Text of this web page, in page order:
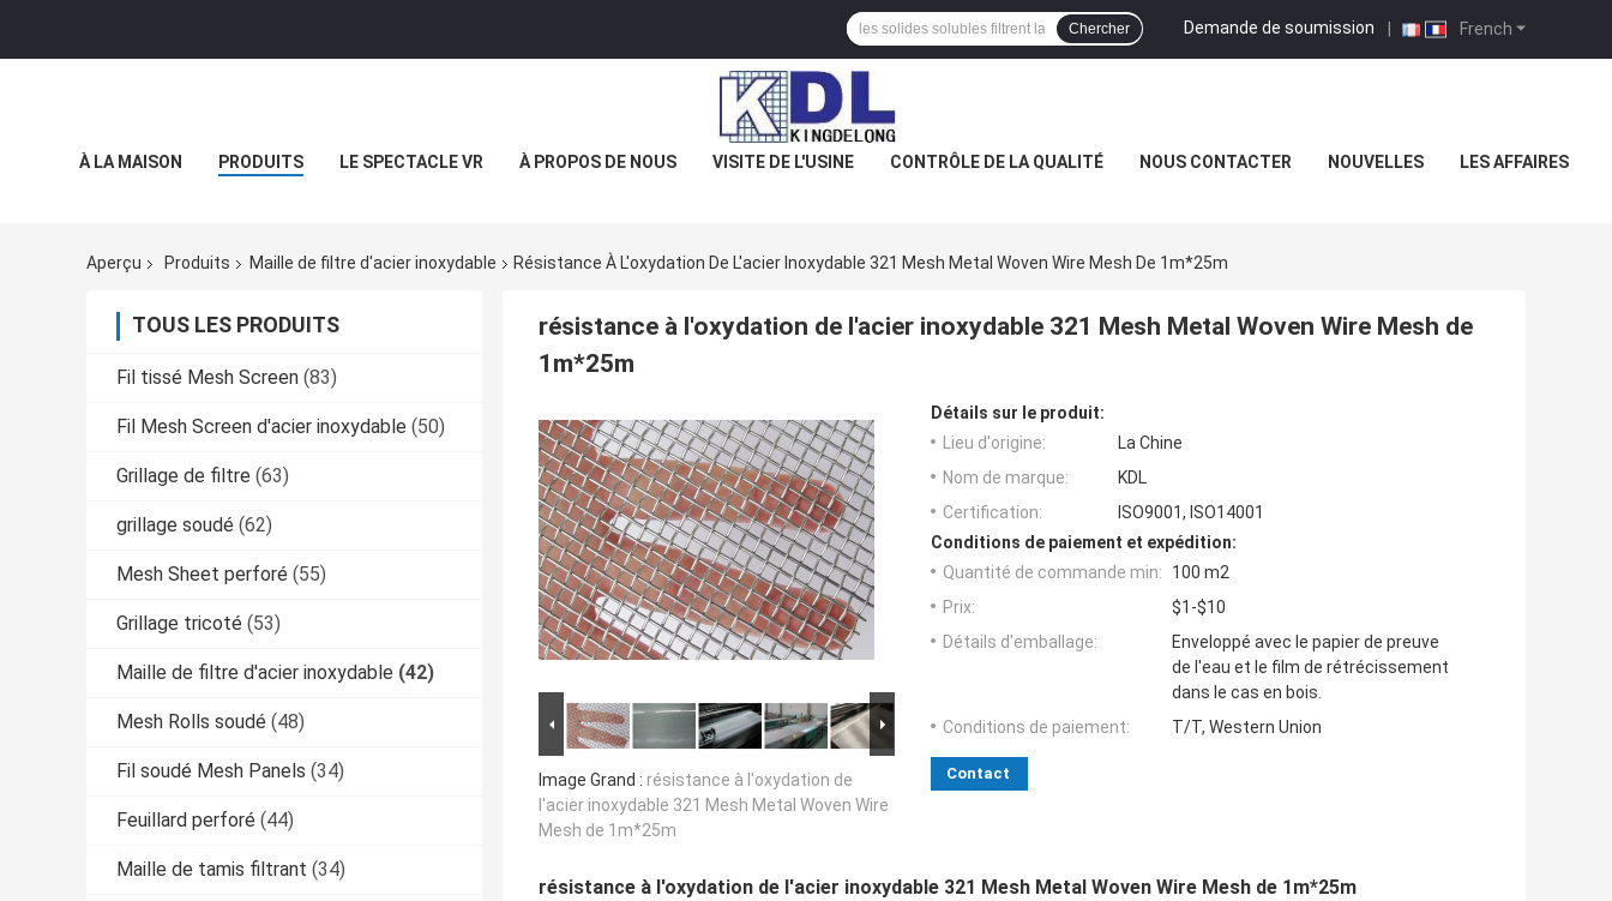
French
Demande de soumission |
Chercher
À LA MAISON PRODUITS LE SPECTACLE VR À PROPOS DE NOUS VISITE DE L'USINE CONTRÔLE DE LA QUALITÉ NOUS CONTACTER NOUVELLES LES AFFAIRES
Aperçu Produits Maille de filtre d'acier inoxydable Résistance À L'oxydation De L'acier Inoxydable 321 Mesh Metal Woven Wire Mesh De 1m*25m
TOUS LES PRODUITS
Fil tissé Mesh Screen (83)
Fil Mesh Screen d'acier inoxydable (50)
Grillage de filtre (63)
grillage soudé (62)
Mesh Sheet perforé (55)
Grillage tricoté (53)
Maille de filtre d'acier inoxydable (42)
Mesh Rolls soudé (48)
Fil soudé Mesh Panels (34)
Feuillard perforé (44)
Maille de tamis filtrant (34)
résistance à l'oxydation de l'acier inoxydable 321 Mesh Metal Woven Wire Mesh de
1m*25m
Image Grand : résistance à l'oxydation de
l'acier inoxydable 321 Mesh Metal Woven Wire
Mesh de 1m*25m
Détails sur le produit:
Lieu d'origine:
La Chine
Nom de marque:
KDL
Certification:
ISO9001, ISO14001
Conditions de paiement et expédition:
Quantité de commande min:
100 m2
Prix:
$1-$10
Détails d'emballage:
Enveloppé avec le papier de preuve
de l'eau et le film de rétrécissement
dans le cas en bois.
Conditions de paiement:
T/T, Western Union
Contact
résistance à l'oxydation de l'acier inoxydable 321 Mesh Metal Woven Wire Mesh de 1m*25m